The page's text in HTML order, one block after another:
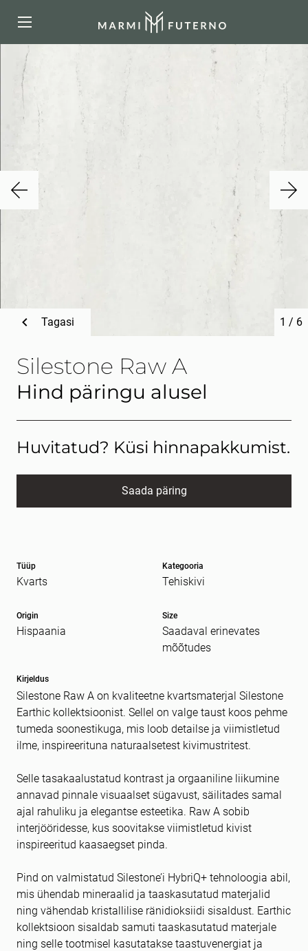
Silestone Raw A
Hind päringu alusel
1 / 6
Tagasi
Tüüp
Kvarts
Kategooria
Tehiskivi
Origin
Hispaania
Size
Saadaval erinevates
mõõtudes
Kirjeldus
Silestone Raw A on kvaliteetne kvartsmaterjal Silestone
Earthic kollektsioonist. Sellel on valge taust koos pehme
tumeda soonestikuga, mis loob detailse ja viimistletud
ilme, inspireerituna naturaalsetest kivimustritest.
Selle tasakaalustatud kontrast ja orgaaniline liikumine
annavad pinnale visuaalset sügavust, säilitades samal
ajal rahuliku ja elegantse esteetika. Raw A sobib
interjööridesse, kus soovitakse viimistletud kivist
inspireeritud kaasaegset pinda.
Pind on valmistatud Silestone’i HybriQ+ tehnoloogia abil,
mis ühendab mineraalid ja taaskasutatud materjalid
ning vähendab kristallilise ränidioksiidi sisaldust. Earthic
kollektsioon sisaldab samuti taaskasutatud materjale
ning selle tootmisel kasutatakse taastuvenergiat ja
Huvitatud? Küsi hinnapakkumist.
Saada päring
E-post
Sõnum kohustuslik *